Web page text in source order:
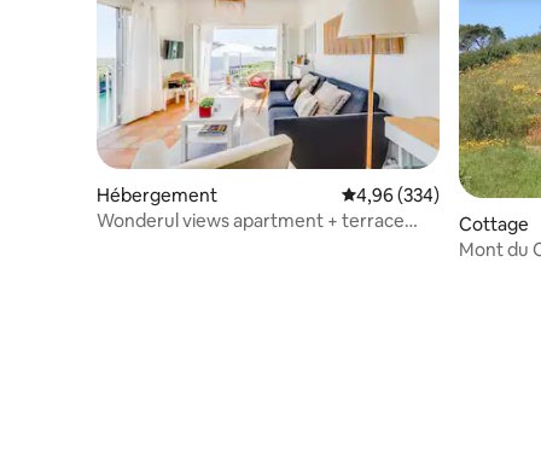
Hébergement Évaluation moyenne
4,96 (334)
Wonderul views apartment + terrace
Cottage
Mont du